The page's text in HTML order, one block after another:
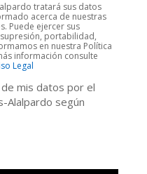
tratará sus datos
acerca de nuestras
Puede ejercer sus
portabilidad,
en nuestra Política
información consulte
Legal
mis datos por el
Alalpardo según